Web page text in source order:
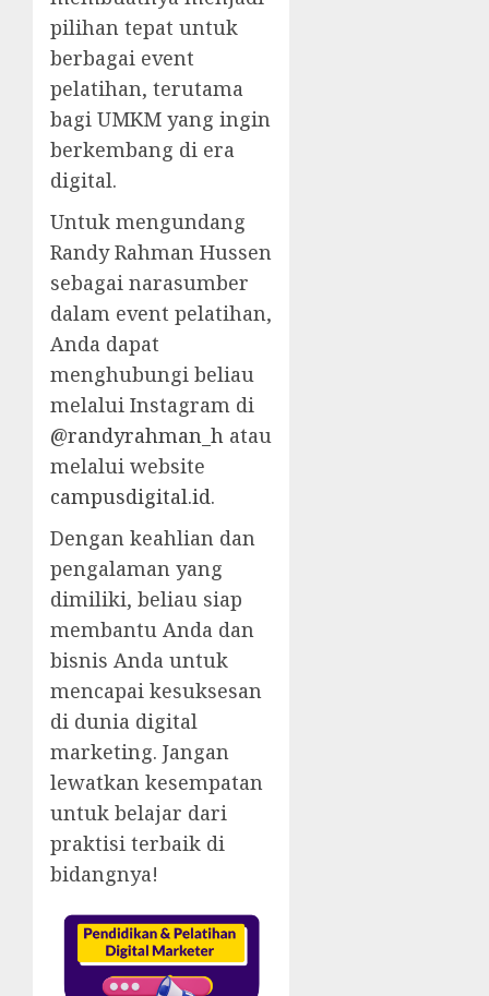
pilihan tepat untuk
berbagai event
pelatihan, terutama
bagi UMKM yang ingin
berkembang di era
digital.
Untuk mengundang
Randy Rahman Hussen
sebagai narasumber
dalam event pelatihan,
Anda dapat
menghubungi beliau
melalui Instagram di
@randyrahman_h atau
melalui website
campusdigital.id.
Dengan keahlian dan
pengalaman yang
dimiliki, beliau siap
membantu Anda dan
bisnis Anda untuk
mencapai kesuksesan
di dunia digital
marketing. Jangan
lewatkan kesempatan
untuk belajar dari
praktisi terbaik di
bidangnya!